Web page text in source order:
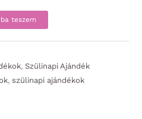
teszem
,Szülinapi Ajándék
,szülinapi ajándékok